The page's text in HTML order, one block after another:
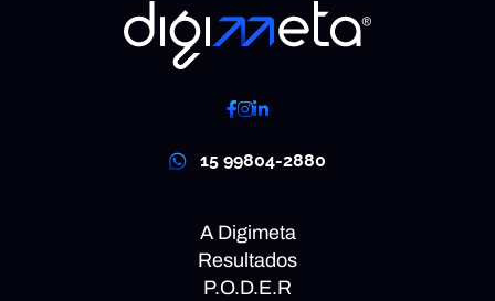
15 99804-2880
A Digimeta
Resultados
P.O.D.E.R